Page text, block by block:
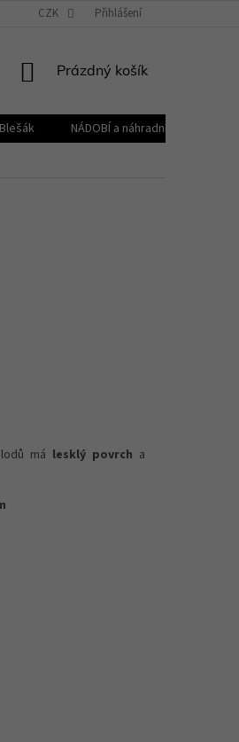
REKLAMAČNÍ ŘÁD
CZK Přihlášení
NÁKUPNÍ
Prázdný košík
Blešák
NÁDOBÍ a náhradní díly KELOmat
má lesklý povrch a